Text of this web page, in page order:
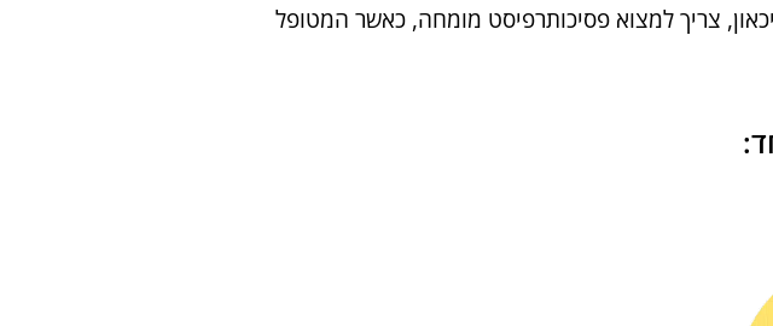
צריך למצוא פסיכותרפיסט מומחה, כאשר המטופל